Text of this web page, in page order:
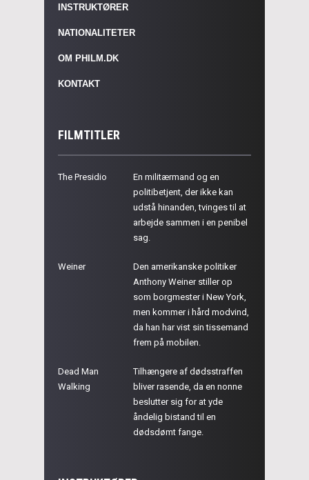
INSTRUKTØRER
NATIONALITETER
OM PHILM.DK
KONTAKT
FILMTITLER
The Presidio
En militærmand og en
politibetjent, der ikke kan
udstå hinanden, tvinges til at
arbejde sammen i en penibel
sag.
Weiner
Den amerikanske politiker
Anthony Weiner stiller op
som borgmester i New York,
men kommer i hård modvind,
da han har vist sin tissemand
frem på mobilen.
Dead Man
Walking
Tilhængere af dødsstraffen
bliver rasende, da en nonne
beslutter sig for at yde
åndelig bistand til en
dødsdømt fange.